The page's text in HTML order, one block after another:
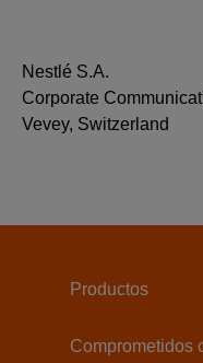
Nestlé S.A.
Corporate
Vevey, Switzerland
Productos
Comprometidos